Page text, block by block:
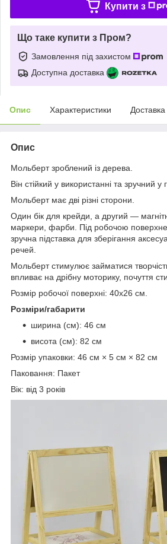
Купити з
Що таке купити з Пром?
Замовлення під захистом
Доступна доставка
Опис Характеристики Доставка
Опис
Мольберт зроблений із дерева.
Він стійкий у використанні та зручний у
Мольберт має дві різні сторони.
Один бік для крейди, а другий —
маркери, фарби. Під робочою
зручна підставка для зберігання
речей.
Мольберт стимулює займатися
впливає на дрібну моторику, почуття
Розмір робочої поверхні: 40х26 см.
Розміри/габарити
ширина (см): 46 см
висота (см): 82 см
Розмір упаковки: 46 см × 5 см × 82 см
Паковання: Пакет
Вік: від 3 років